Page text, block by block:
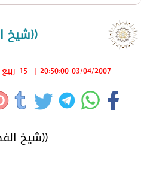
((شيخ
03/04/2007 20:50:00
| 15-ربيع 1-1428
((شيخ